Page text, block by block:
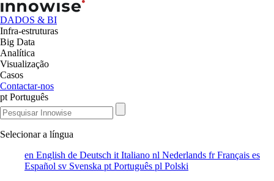
DADOS & BI
Infra-estruturas
Big Data
Analítica
Visualização
Casos
Contactar-nos
pt Português
Selecionar a língua
en English de Deutsch it Italiano nl Nederlands frFrançais es
Español sv Svenska pt Português pl Polski